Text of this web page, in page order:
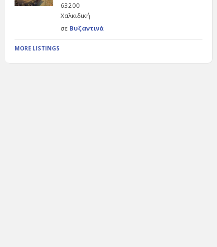
63200
Χαλκιδική
σε Βυζαντινά
MORE LISTINGS